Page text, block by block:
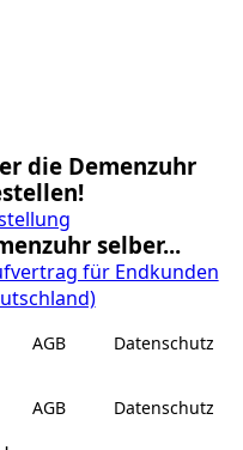
die Demenzuhr
selber...
für Endkunden
AGB Datenschutz
AGB Datenschutz